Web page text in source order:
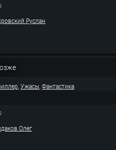
Руслан
,Ужасы,Фантастика
Олег